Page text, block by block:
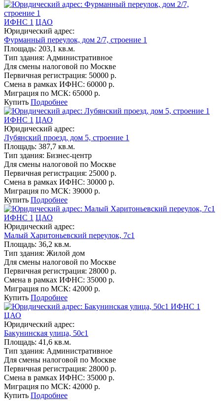
ИФНС 1 ЦАО
Юридический адрес:
Фурманный переулок, дом 2/7, строение 1
Площадь: 203,1 кв.м.
Тип здания: Административное
Для смены налоговой по Москве
Первичная регистрация: 50000 р.
Смена в рамках ИФНС: 60000 р.
Миграция по МСК: 65000 р.
Купить Подробнее
ИФНС 1 ЦАО
Юридический адрес:
Лубянский проезд, дом 5, строение 1
Площадь: 387,7 кв.м.
Тип здания: Бизнес-центр
Для смены налоговой по Москве
Первичная регистрация: 25000 р.
Смена в рамках ИФНС: 30000 р.
Миграция по МСК: 39000 р.
Купить Подробнее
ИФНС 1 ЦАО
Юридический адрес:
Малый Харитоньевский переулок, 7с1
Площадь: 36,2 кв.м.
Тип здания: Жилой дом
Для смены налоговой по Москве
Первичная регистрация: 28000 р.
Смена в рамках ИФНС: 35000 р.
Миграция по МСК: 42000 р.
Купить Подробнее
ИФНС 1
ЦАО
Юридический адрес:
Бакунинская улица, 50с1
Площадь: 41,6 кв.м.
Тип здания: Административное
Для смены налоговой по Москве
Первичная регистрация: 28000 р.
Смена в рамках ИФНС: 35000 р.
Миграция по МСК: 42000 р.
Купить Подробнее